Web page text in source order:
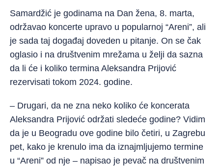
Samardžić je godinama na Dan žena, 8. marta,
održavao koncerte upravo u popularnoj “Areni”, ali
je sada taj događaj doveden u pitanje. On se čak
oglasio i na društvenim mrežama u želji da sazna
da li će i koliko termina Aleksandra Prijović
rezervisati tokom 2024. godine.
– Drugari, da ne zna neko koliko će koncerata
Aleksandra Prijović održati sledeće godine? Vidim
da je u Beogradu ove godine bilo četiri, u Zagrebu
pet, kako je krenulo ima da iznajmljujemo termine
u “Areni” od nje – napisao je pevač na društvenim